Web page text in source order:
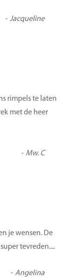
-Jacqueline
rimpels te laten
met de heer
- Mw. C
je wensen. De
tevreden....
-Angelina